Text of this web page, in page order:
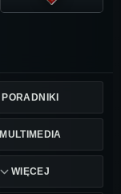
PORADNIKI
MULTIMEDIA
WIĘCEJ